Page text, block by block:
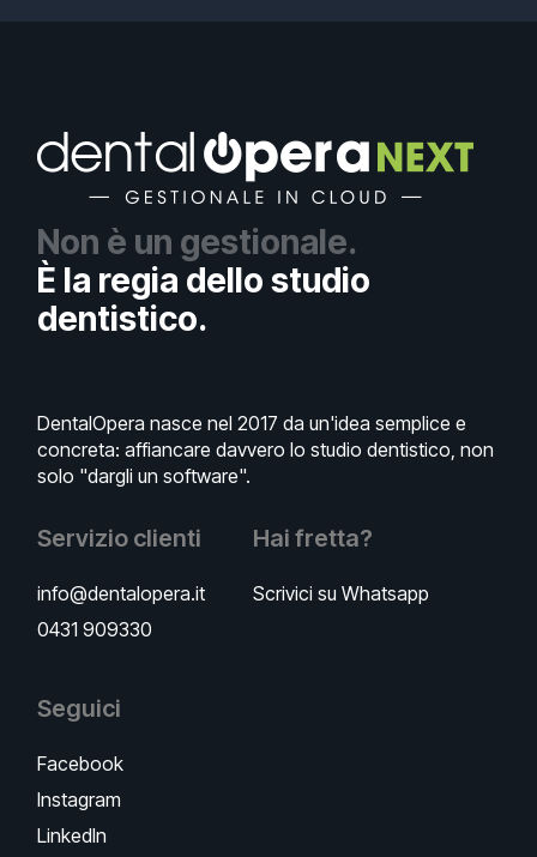
Non è un gestionale.
È la regia dello studio
dentistico.
DentalOpera nasce nel 2017 da un'idea semplice e
concreta: affiancare davvero lo studio dentistico, non
solo "dargli un software".
Servizio clienti
info@dentalopera.it
0431 909330
Hai fretta?
Scrivici su Whatsapp
Seguici
Facebook
Instagram
LinkedIn